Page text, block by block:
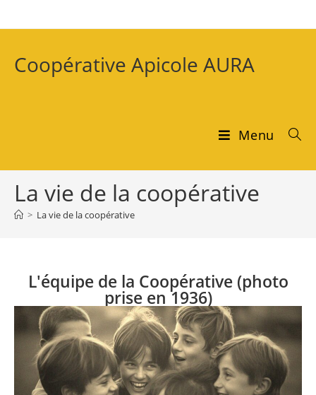
Coopérative Apicole AURA
Menu
La vie de la coopérative
> La vie de la coopérative
L'équipe de la Coopérative (photo
prise en 1936)